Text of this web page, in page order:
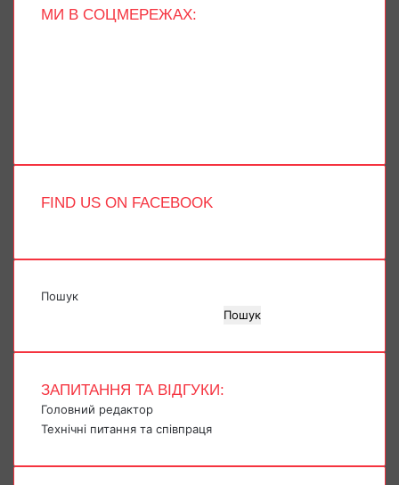
МИ В СОЦМЕРЕЖАХ:
FIND US ON FACEBOOK
Пошук
Пошук
ЗАПИТАННЯ ТА ВІДГУКИ:
Головний редактор
Технічні питання та співпраця